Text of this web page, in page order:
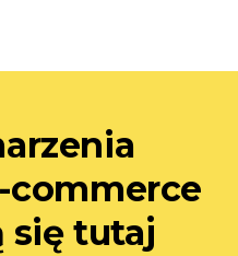
commerce
się tutaj